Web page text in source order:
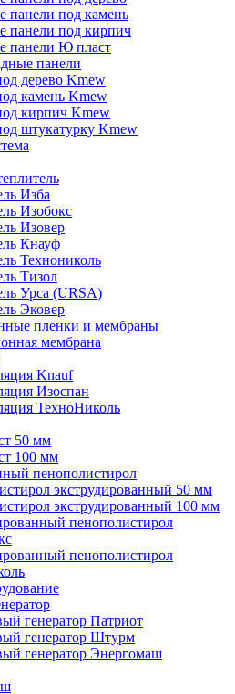
панели под камень
панели под кирпич
панели Ю пласт
панели
дерево Kmew
камень Kmew
кирпич Kmew
штукатурку Kmew
Изба
Изобокс
Изовер
Кнауф
Технониколь
Тизол
Урса (URSA)
Эковер
пленки и мембраны
мембрана
Knauf
Изоспан
ТехноНиколь
50 мм
100 мм
пенополистирол
экструдированный 50 мм
экструдированный 100 мм
пенополистирол
пенополистирол
генератор Патриот
генератор Штурм
генератор Энергомаш